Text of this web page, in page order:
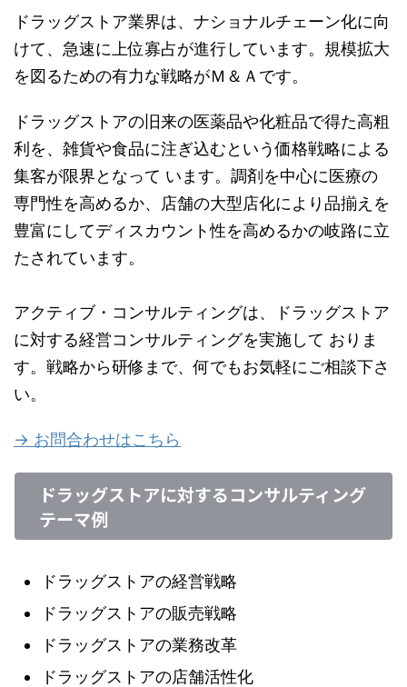
ドラッグストア業界は、ナショナルチェーン化に向
けて、急速に上位寡占が進行しています。規模拡大
を図るための有力な戦略がＭ＆Ａです。
ドラッグストアの旧来の医薬品や化粧品で得た高粗
利を、雑貨や食品に注ぎ込むという価格戦略による
集客が限界となって います。調剤を中心に医療の
専門性を高めるか、店舗の大型店化により品揃えを
豊富にしてディスカウント性を高めるかの岐路に立
たされています。
アクティブ・コンサルティングは、ドラッグストア
に対する経営コンサルティングを実施して おりま
す。戦略から研修まで、何でもお気軽にご相談下さ
い。
→ お問合わせはこちら
ドラッグストアに対するコンサルティング
テーマ例
ドラッグストアの経営戦略
ドラッグストアの販売戦略
ドラッグストアの業務改革
ドラッグストアの店舗活性化